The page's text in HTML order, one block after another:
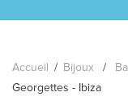
Accueil / Bijoux /
Georgettes - Ibiza